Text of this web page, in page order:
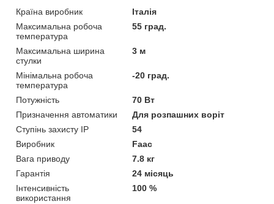
Країна виробник
Італія
Максимальна робоча
температура
55 град.
Максимальна ширина
стулки
3 м
Мінімальна робоча
температура
-20 град.
Потужність
70 Вт
Призначення автоматики
Для розпашних воріт
Ступінь захисту IP
54
Виробник
Faac
Вага приводу
7.8 кг
Гарантія
24 місяць
Інтенсивність
використання
100 %